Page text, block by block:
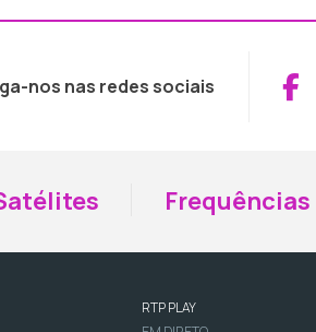
nos nas redes sociais
Frequências
RTP PLAY